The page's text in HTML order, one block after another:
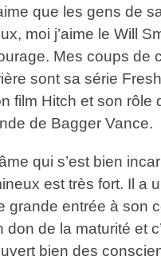
que les gens de
moi j’aime le Will
Mes coups de
sont sa série
film Hitch et son rôle
de Bagger Vance.
qui s’est bien
est très fort. Il a
grande entrée à son
don de la maturité et
bien des